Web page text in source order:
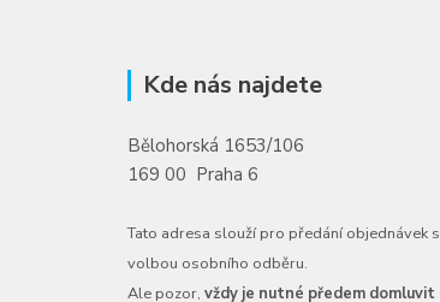
Kde nás najdete
Bělohorská 1653/106
169 00 Praha 6
Tato adresa slouží pro předání objednávek s
volbou osobního odběru.
Ale pozor, vždy je nutné předem domluvit